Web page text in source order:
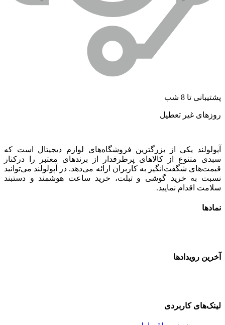
پشتیبانی تا 8 شب
روزهای غیر تعطیل
آپولولند یکی از بزرگترین فروشگاه‌های لوازم دیجیتال است که
سبدی متنوع از کالاهای پرطرفدار از برندهای معتبر را درکنار
قیمت‌های شگفت‌انگیز به کاربران ارائه می‌دهد. در آپولولند می‌توانید
نسبت به خرید گوشی و تبلت، خرید ساعت هوشمند و دستبند
سلامت اقدام نمایید.
نمادها
آخرین رویدادها
لینک‌های کاربردی